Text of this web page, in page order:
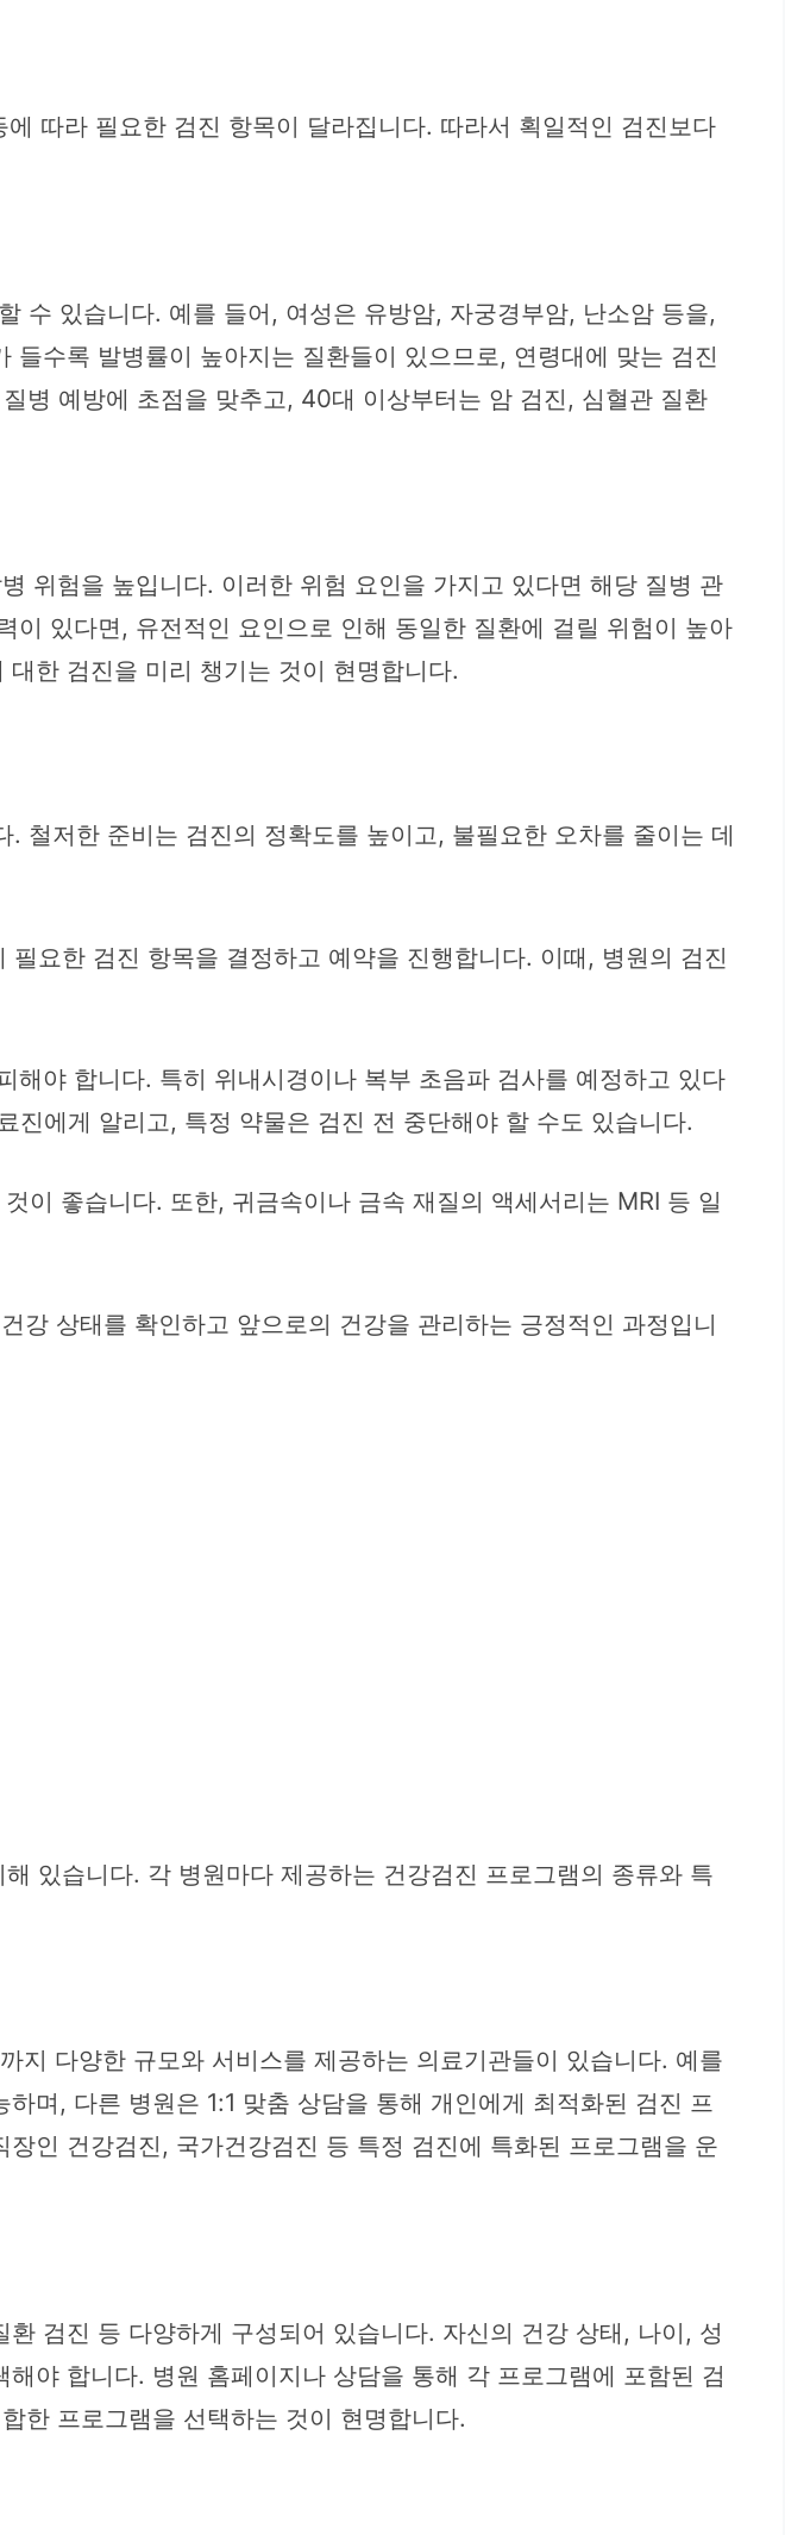
따라 필요한 검진 항목이 달라집니다. 따라서 획일적인 검진보다
수 있습니다. 예를 들어, 여성은 유방암, 자궁경부암, 난소암 등을,
수록 발병률이 높아지는 질환들이 있으므로, 연령대에 맞는 검진
병 예방에 초점을 맞추고, 40대 이상부터는 암 검진, 심혈관 질환
위험을 높입니다. 이러한 위험 요인을 가지고 있다면 해당 질병 관
있다면, 유전적인 요인으로 인해 동일한 질환에 걸릴 위험이 높아
한 검진을 미리 챙기는 것이 현명합니다.
철저한 준비는 검진의 정확도를 높이고, 불필요한 오차를 줄이는 데
요한 검진 항목을 결정하고 예약을 진행합니다. 이때, 병원의 검진
해야 합니다. 특히 위내시경이나 복부 초음파 검사를 예정하고 있다
에게 알리고, 특정 약물은 검진 전 중단해야 할 수도 있습니다.
이 좋습니다. 또한, 귀금속이나 금속 재질의 액세서리는 MRI 등 일
강 상태를 확인하고 앞으로의 건강을 관리하는 긍정적인 과정입니
있습니다. 각 병원마다 제공하는 건강검진 프로그램의 종류와 특
지 다양한 규모와 서비스를 제공하는 의료기관들이 있습니다. 예를
며, 다른 병원은 1:1 맞춤 상담을 통해 개인에게 최적화된 검진 프
인 건강검진, 국가건강검진 등 특정 검진에 특화된 프로그램을 운
검진 등 다양하게 구성되어 있습니다. 자신의 건강 상태, 나이, 성
야 합니다. 병원 홈페이지나 상담을 통해 각 프로그램에 포함된 검
한 프로그램을 선택하는 것이 현명합니다.